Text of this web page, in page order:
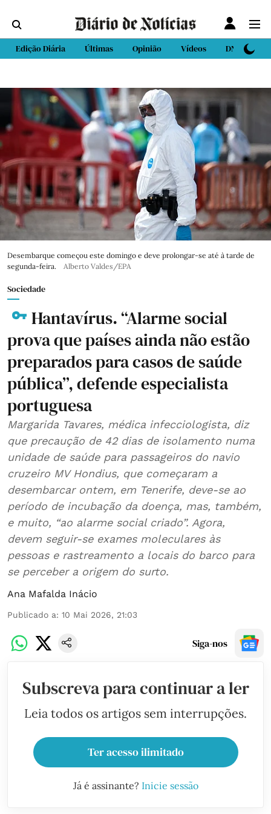
Edição Diária Últimas Opinião Vídeos DN Sport
Desembarque começou este domingo e deve prolongar-se até à tarde de
segunda-feira.
Alberto Valdes/EPA
Sociedade
Hantavírus. “Alarme social
prova que países ainda não estão
preparados para casos de saúde
pública”, defende especialista
portuguesa
Margarida Tavares, médica infecciologista, diz
que precaução de 42 dias de isolamento numa
unidade de saúde para passageiros do navio
cruzeiro MV Hondius, que começaram a
desembarcar ontem, em Tenerife, deve-se ao
período de incubação da doença, mas, também,
e muito, “ao alarme social criado”. Agora,
devem seguir-se exames moleculares às
pessoas e rastreamento a locais do barco para
se perceber a origem do surto.
Ana Mafalda Inácio
Publicado a: 10 Mai 2026, 21:03
Siga-nos
Subscreva para continuar a ler
Leia todos os artigos sem interrupções.
Ter acesso ilimitado
Já é assinante? Inicie sessão